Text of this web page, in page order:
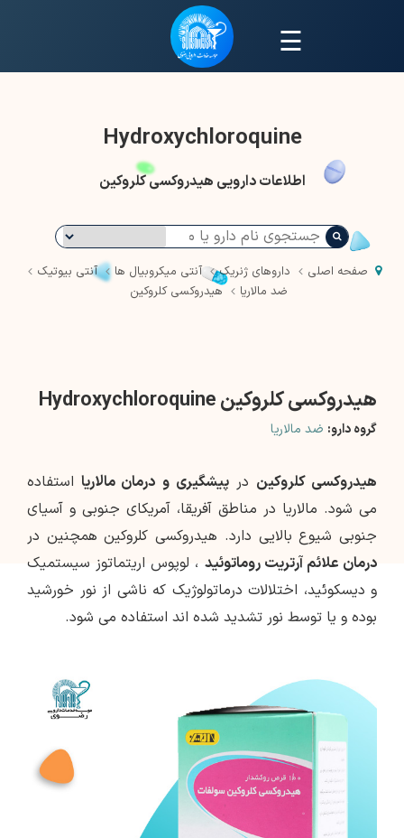
☰
Hydroxychloroquine
اطلاعات دارویی هیدروکسی کلروکین
صفحه اصلی داروهای ژنریک آنتی میکروبیال ها
آنتی بیوتیک
ضد مالاریا
هیدروکسی کلروکین
هیدروکسی کلروکین Hydroxychloroquine
گروه دارو: ضد مالاریا
هیدروکسی کلروکین درپیشگیری و درمان مالاریااستفاده
می شود. مالاریا در مناطق آفریقا، آمریکای جنوبی و آسیای
جنوبی شیوع بالایی دارد. هیدروکسی کلروکین همچنین در
درمان علائم آرتریت روماتوئید ، لوپوس اریتماتوز سیستمیک
و دیسکوئید، اختلالات درماتولوژیک که ناشی از نور خورشید
بوده و یا توسط نور تشدید شده اند استفاده می شود.